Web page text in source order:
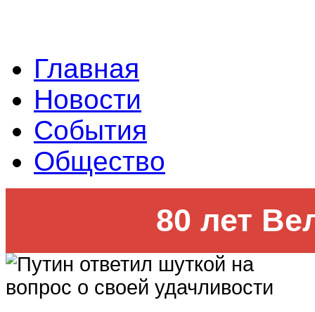
Главная
Новости
События
Общество
80 лет